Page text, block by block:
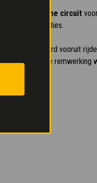
hydraulische circuit
mengprestaties.
voor gecontroleerd vooruit
moduleerbare remwerking